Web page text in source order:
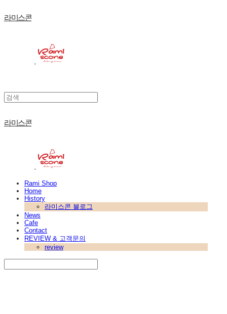
라미스콘
라미스콘
Rami Shop
Home
History
라미스콘 블로그
News
Cafe
Contact
REVIEW & 고객문의
review